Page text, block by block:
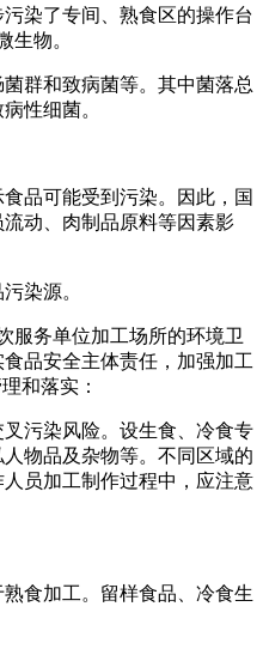
染了专间、熟食区的操作台
生物。
群和致病菌等。其中菌落总
性细菌。
品可能受到污染。因此，国
动、肉制品原料等因素影
染源。
务单位加工场所的环境卫
品安全主体责任，加强加工
和落实：
污染风险。设生食、冷食专
物品及杂物等。不同区域的
员加工制作过程中，应注意
食加工。留样食品、冷食生